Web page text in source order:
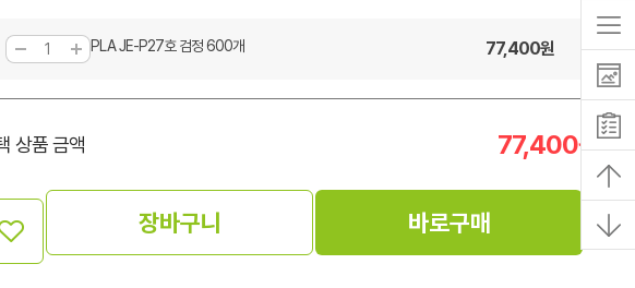
PLA JE-P27호 검정 600개 77,400원
상품 금액 77,400원
장바구니 바로구매